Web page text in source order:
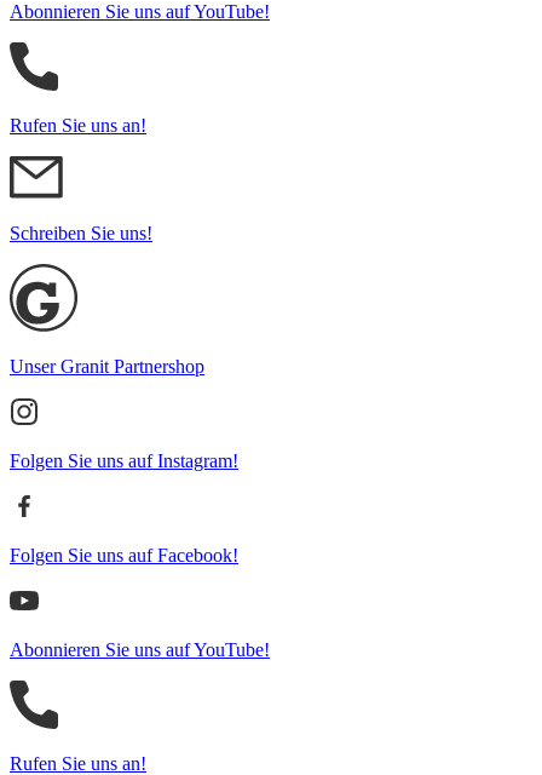
Abonnieren Sie uns auf YouTube!
Rufen Sie uns an!
Schreiben Sie uns!
Unser Granit Partnershop
Folgen Sie uns auf Instagram!
Folgen Sie uns auf Facebook!
Abonnieren Sie uns auf YouTube!
Rufen Sie uns an!